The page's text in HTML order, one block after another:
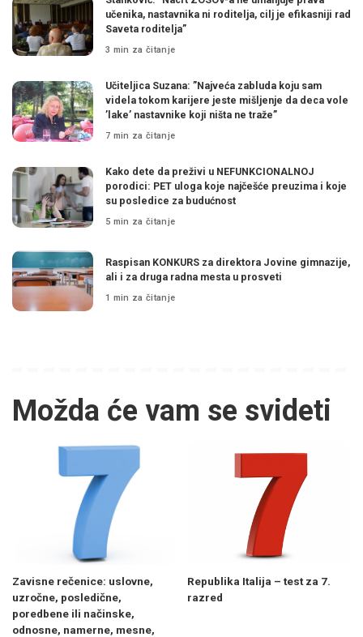
učenika, nastavnika ni roditelja, cilj je efikasniji rad
Saveta roditelja”
3 min za čitanje
Učiteljica Suzana: ”Najveća zabluda koju sam
videla tokom karijere jeste mišljenje da deca vole
’lake’ nastavnike koji ništa ne traže”
7 min za čitanje
Kako dete da preživi u NEFUNKCIONALNOJ
porodici: PET uloga koje najčešće preuzima i koje
su posledice za budućnost
5 min za čitanje
Raspisan KONKURS za direktora Jovine gimnazije,
ali i za druga radna mesta u prosveti
1 min za čitanje
Možda će vam se svideti
Zavisne rečenice: uslovne,
uzročne, posledične,
poredbene ili načinske,
odnosne, namerne, mesne,
Republika Italija – test za 7.
razred